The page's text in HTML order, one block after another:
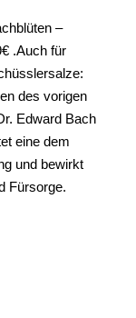
–
.Auch für
des vorigen
Edward Bach
eine dem
und bewirkt
Fürsorge.